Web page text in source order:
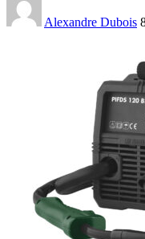
Alexandre Dubois